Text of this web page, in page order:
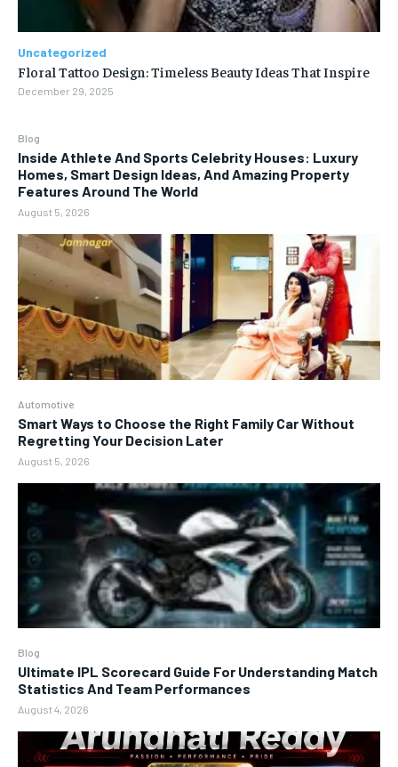
Blog
Inside Athlete And Sports Celebrity Houses: Luxury
Homes, Smart Design Ideas, And Amazing Property
Features Around The World
August 5, 2026
Automotive
Smart Ways to Choose the Right Family Car Without
Regretting Your Decision Later
August 5, 2026
Blog
Ultimate IPL Scorecard Guide For Understanding Match
Statistics And Team Performances
August 4, 2026
Uncategorized
Floral Tattoo Design: Timeless Beauty Ideas That Inspire
December 29, 2025